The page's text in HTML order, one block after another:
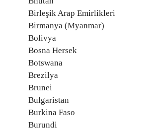
Birleşik Arap Emirlikleri
Birmanya (Myanmar)
Bolivya
Bosna Hersek
Botswana
Brezilya
Brunei
Bulgaristan
Burkina Faso
Burundi